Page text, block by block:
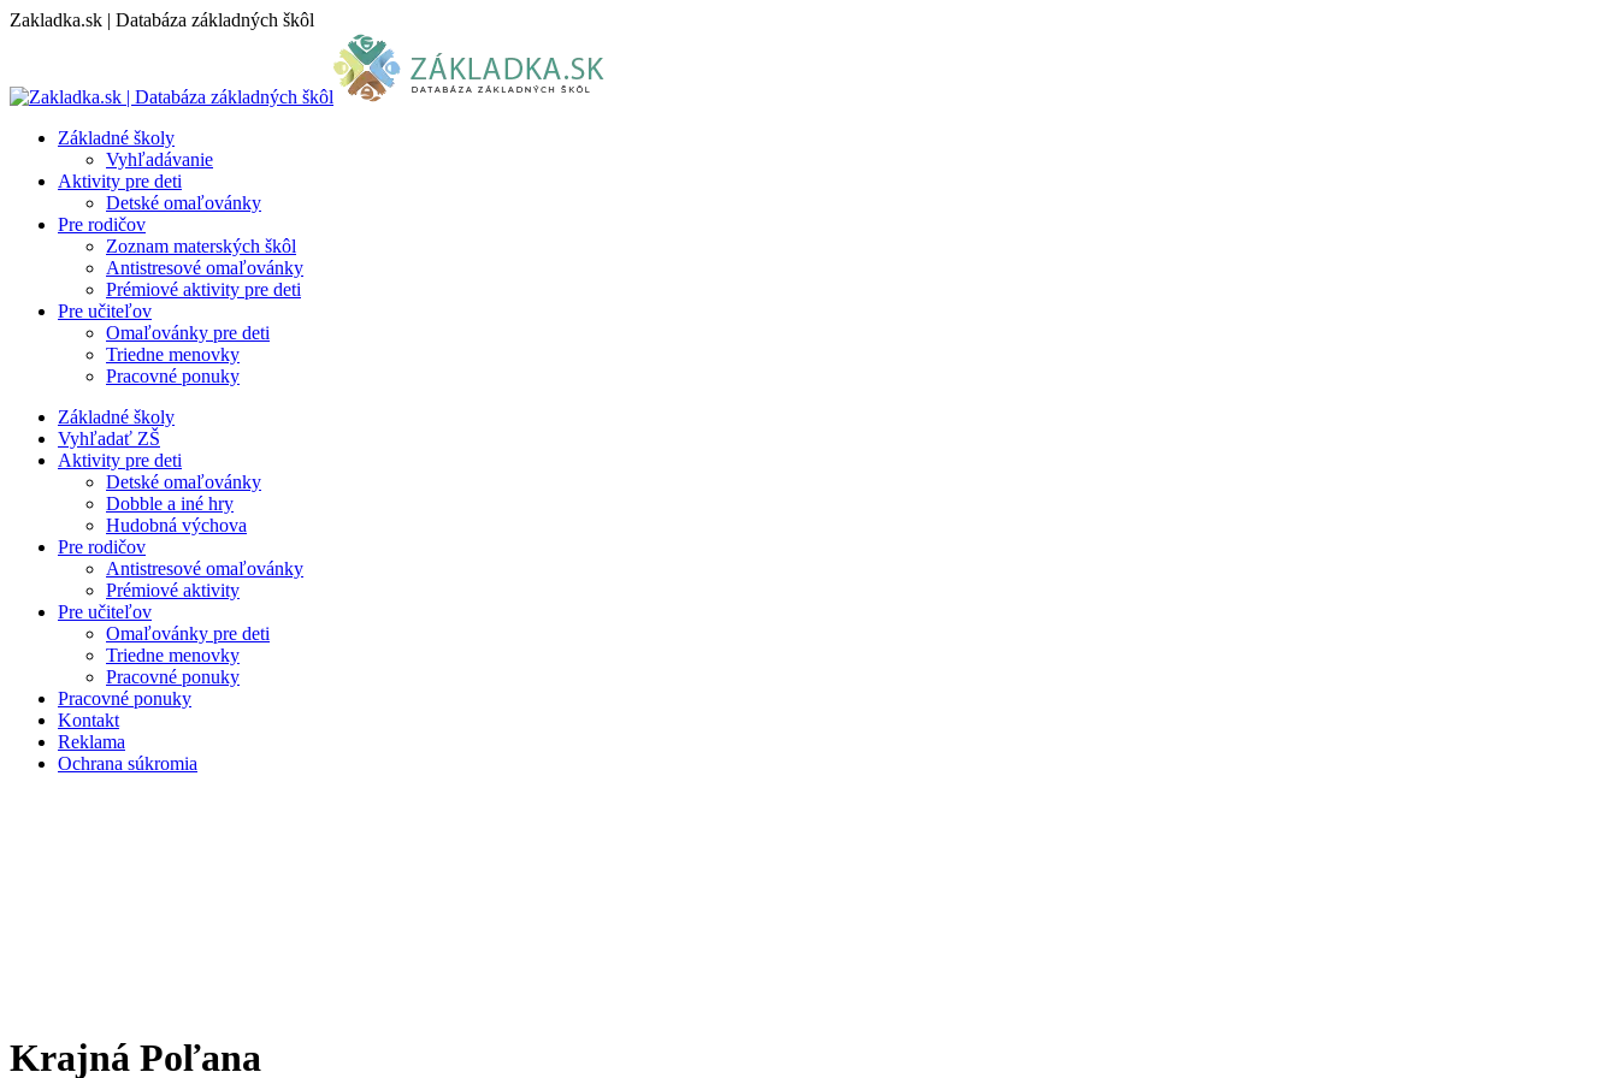
Skip
Zakladka.sk | Databáza základných škôl
Základné školy
Vyhľadávanie
Aktivity pre deti
Detské omaľovánky
Pre rodičov
Zoznam materských škôl
Antistresové omaľovánky
Prémiové aktivity pre deti
Pre učiteľov
Omaľovánky pre deti
Triedne menovky
Pracovné ponuky
Základné školy
Vyhľadať ZŠ
Aktivity pre deti
Detské omaľovánky
Dobble a iné hry
Hudobná výchova
Pre rodičov
Antistresové omaľovánky
Prémiové aktivity
Pre učiteľov
Omaľovánky pre deti
Triedne menovky
Pracovné ponuky
Pracovné ponuky
Kontakt
Reklama
Ochrana súkromia
Krajná Poľana